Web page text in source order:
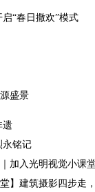
“春日撒欢”模式
盛景
遗
永铭记
加入光明视觉小课
堂】建筑摄影四步走